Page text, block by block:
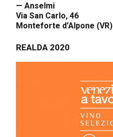
— Anselmi
Via San Carlo, 46
Monteforte d’Alpone (VR)
REALDA 2020